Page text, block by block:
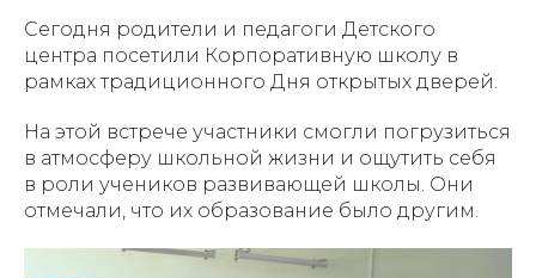
Сегодня родители и педагоги Детского
центра посетили Корпоративную школу в
рамках традиционного Дня открытых дверей.
На этой встрече участники смогли погрузиться
в атмосферу школьной жизни и ощутить себя
в роли учеников развивающей школы. Они
отмечали, что их образование было другим.